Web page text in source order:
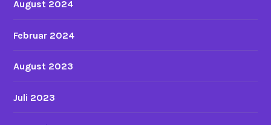
August 2024
Februar 2024
August 2023
Juli 2023